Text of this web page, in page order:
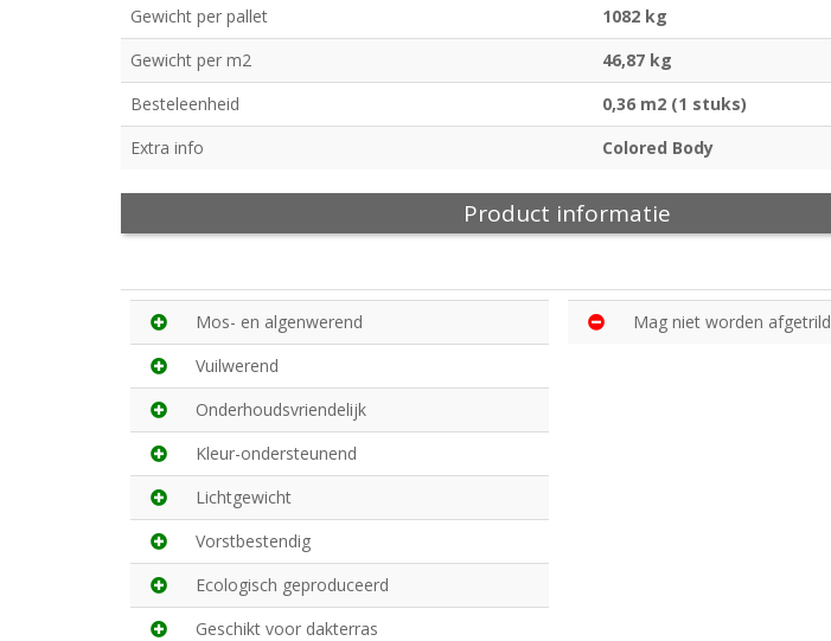
Gewicht per pallet
1082 kg
Gewicht per m2
46,87 kg
Besteleenheid
0,36 m2 (1 stuks)
Extra info
Colored Body
Product informatie
Mos- en algenwerend
Vuilwerend
Onderhoudsvriendelijk
Kleur-ondersteunend
Lichtgewicht
Vorstbestendig
Ecologisch geproduceerd
Geschikt voor dakterras
Mag niet worden afgetrild